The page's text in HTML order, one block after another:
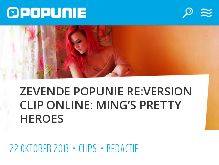
ZEVENDE POPUNIE RE:VERSION
CLIP ONLINE: MING’S PRETTY
HEROES
22 OKTOBER 2013 • CLIPS • REDACTIE